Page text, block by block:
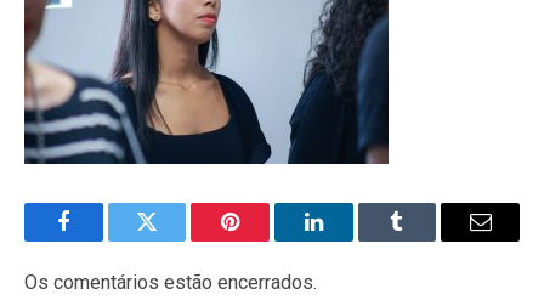
FacebookTwitter Pinterest LinkedInTumblr
E-
Os comentários estão encerrados.